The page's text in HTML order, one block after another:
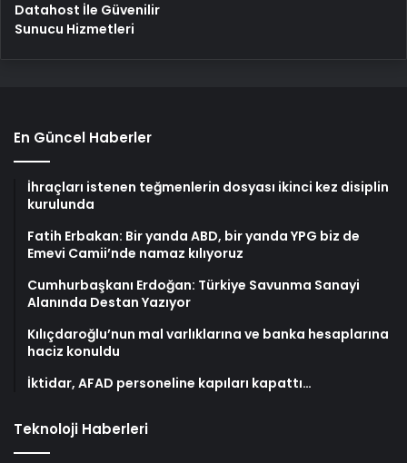
Datahost İle Güvenilir
Sunucu Hizmetleri
En Güncel Haberler
İhraçları istenen teğmenlerin dosyası ikinci kez disiplin
kurulunda
Fatih Erbakan: Bir yanda ABD, bir yanda YPG biz de
Emevi Camii’nde namaz kılıyoruz
Cumhurbaşkanı Erdoğan: Türkiye Savunma Sanayi
Alanında Destan Yazıyor
Kılıçdaroğlu’nun mal varlıklarına ve banka hesaplarına
haciz konuldu
İktidar, AFAD personeline kapıları kapattı…
Teknoloji Haberleri